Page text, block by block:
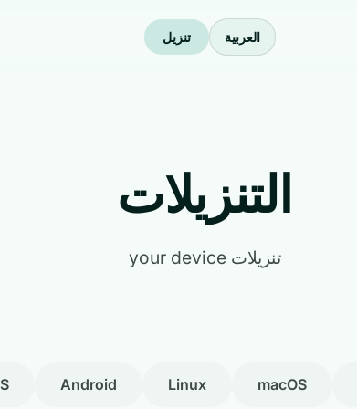
العربية تنزيل
التنزيلات
تنزيلات your device
macOS
Linux
Android